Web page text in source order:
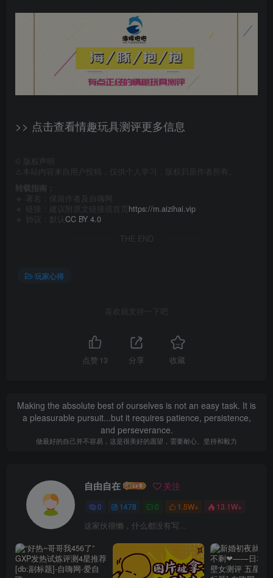
>> 点击查看情趣玩具测评更多信息
版权声明
⚠️本站内容来自用户投稿，仅供个人学习，版权归原作者所有。
转载指南：
🔹 署名：保留作者及
自嗨网
🔹 链接：建议附原文链接或首页 https://m.aizihai.vip
🔹 协议：默认 CC BY 4.0
THE END
玩家心得
喜欢就支持一下吧
点赞 13 分享 收藏
Making the absolute best of ourselves is not an easy task. It is
a pleasurable pursuit...but it requires patience, persistence,
and perseverance.
做最好的自己并不容易，这是很美好的愿望，需要耐心、坚持和毅力
自由自在 关注
0 1478 0 1.5W+ 13.1W+
这家伙很懒，什么都没有写...